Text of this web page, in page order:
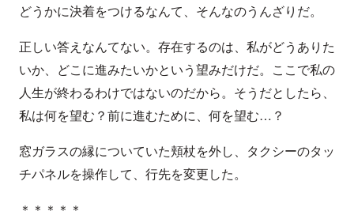
どうかに決着をつけるなんて、そんなのうんざりだ。
正しい答えなんてない。存在するのは、私がどうありた
いか、どこに進みたいかという望みだけだ。ここで私の
人生が終わるわけではないのだから。そうだとしたら、
私は何を望む？前に進むために、何を望む…？
窓ガラスの縁についていた頬杖を外し、タクシーのタッ
チパネルを操作して、行先を変更した。
＊＊＊＊＊